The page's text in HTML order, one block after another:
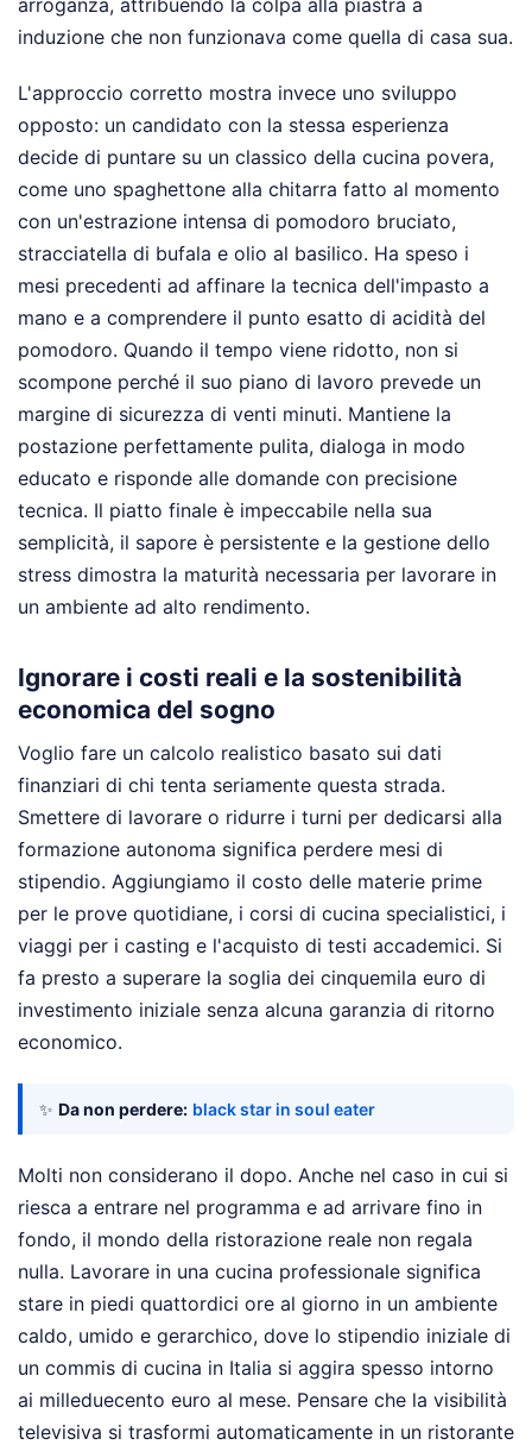
arroganza, attribuendo la colpa alla piastra a
induzione che non funzionava come quella di casa sua.
L'approccio corretto mostra invece uno sviluppo
opposto: un candidato con la stessa esperienza
decide di puntare su un classico della cucina povera,
come uno spaghettone alla chitarra fatto al momento
con un'estrazione intensa di pomodoro bruciato,
stracciatella di bufala e olio al basilico. Ha speso i
mesi precedenti ad affinare la tecnica dell'impasto a
mano e a comprendere il punto esatto di acidità del
pomodoro. Quando il tempo viene ridotto, non si
scompone perché il suo piano di lavoro prevede un
margine di sicurezza di venti minuti. Mantiene la
postazione perfettamente pulita, dialoga in modo
educato e risponde alle domande con precisione
tecnica. Il piatto finale è impeccabile nella sua
semplicità, il sapore è persistente e la gestione dello
stress dimostra la maturità necessaria per lavorare in
un ambiente ad alto rendimento.
Ignorare i costi reali e la sostenibilità
economica del sogno
Voglio fare un calcolo realistico basato sui dati
finanziari di chi tenta seriamente questa strada.
Smettere di lavorare o ridurre i turni per dedicarsi alla
formazione autonoma significa perdere mesi di
stipendio. Aggiungiamo il costo delle materie prime
per le prove quotidiane, i corsi di cucina specialistici, i
viaggi per i casting e l'acquisto di testi accademici. Si
fa presto a superare la soglia dei cinquemila euro di
investimento iniziale senza alcuna garanzia di ritorno
economico.
✨ Da non perdere: black star in soul eater
Molti non considerano il dopo. Anche nel caso in cui si
riesca a entrare nel programma e ad arrivare fino in
fondo, il mondo della ristorazione reale non regala
nulla. Lavorare in una cucina professionale significa
stare in piedi quattordici ore al giorno in un ambiente
caldo, umido e gerarchico, dove lo stipendio iniziale di
un commis di cucina in Italia si aggira spesso intorno
ai milleduecento euro al mese. Pensare che la visibilità
televisiva si trasformi automaticamente in un ristorante